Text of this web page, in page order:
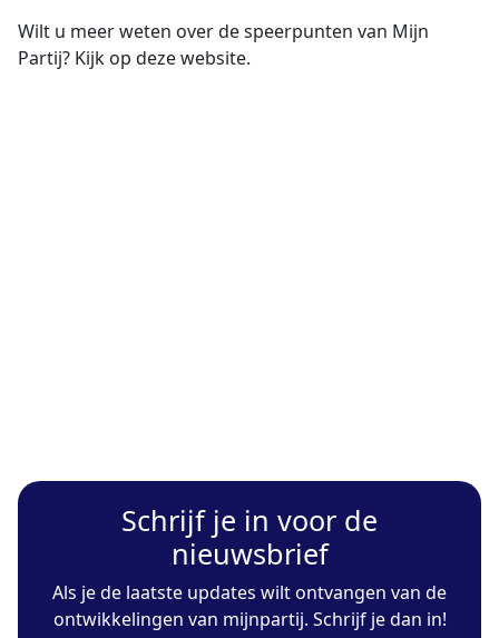
Wilt u meer weten over de speerpunten van Mijn
Partij? Kijk op deze website.
Schrijf je in voor de
nieuwsbrief
Als je de laatste updates wilt ontvangen van de
ontwikkelingen van mijnpartij. Schrijf je dan in!